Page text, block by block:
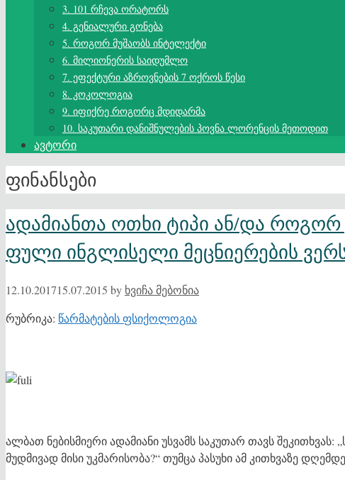
3. 101 რჩევა ორატორს
4. გენიალური გონება
5. როგორ მუშაობს ინტელექტი
6. მილიონერის საიდუმლო
7. ეფექტური აზროვნების 7 ოქროს წესი
8. კოკოლოგია
9. იფიქრე როგორც მდიდარმა
10. საკუთარი დანიშნულების პოვნა ლორენცის მეთოდით
ავტორი
ფინანსები
ადამიანთა ოთხი ტიპი ან/და როგორ
ფული ინგლისელი მეცნიერების
12.10.201715.07.2015 by ხვიჩა მებონია
რუბრიკა: წარმატების ფსიქოლოგია
ალბათ ნებისმიერი ადამიანი უსვამს საკუთარ თავს
მუდმივად მისი უკმარისობა?“ თუმცა პასუხი ამ კითხვაზე